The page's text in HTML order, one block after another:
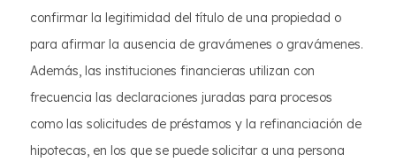
confirmar la legitimidad del título de una propiedad o
para afirmar la ausencia de gravámenes o gravámenes.
Además, las instituciones financieras utilizan con
frecuencia las declaraciones juradas para procesos
como las solicitudes de préstamos y la refinanciación de
hipotecas, en los que se puede solicitar a una persona